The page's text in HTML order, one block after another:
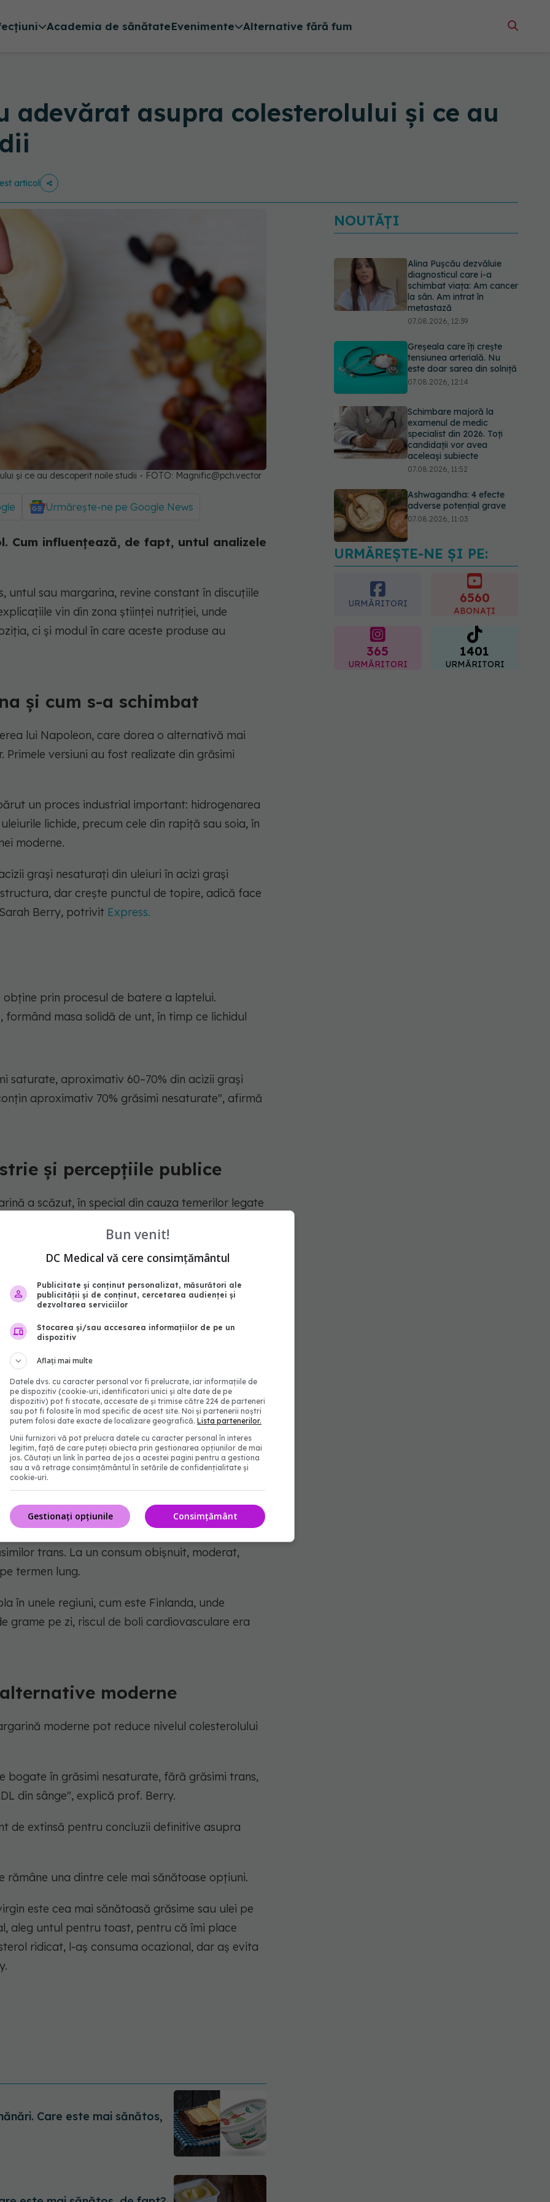
Academia de sănătateEvenimente Alternative fără fum
adevărat asupra colesterolului și ce au
articol
și ce au descoperit noile studii - FOTO: Magnific@pch.vector
Urmărește-ne pe Google News
Cum influențează, de fapt, untul analizele
untul sau margarina, revine constant în discuțiile
vin din zona științei nutriției, unde
ci și modul în care aceste produse au
și cum s-a schimbat
lui Napoleon, care dorea o alternativă mai
versiuni au fost realizate din grăsimi
un proces industrial important: hidrogenarea
lichide, precum cele din rapiță sau soia, în
moderne.
grași nesaturați din uleiuri în acizi grași
dar crește punctul de topire, adică face
Berry, potrivit Express.
prin procesul de batere a laptelui.
formând masa solidă de unt, în timp ce lichidul
saturate, aproximativ 60–70% din acizii grași
aproximativ 70% grăsimi nesaturate", afirmă
și percepțiile publice
a scăzut, în special din cauza temerilor legate
untul a redevenit alegerea principală.
că grăsimile trans sunt extrem de nocive",
a propus reducerea grăsimilor trans produse
au fost eliminate din multe produse chiar
a contribuit probabil la scăderea consumului
Berry.
sănătate
dificilă, deoarece rețetele de margarină s-au
de ani, ele arată clar că margarina era
trans. La un consum obișnuit, moderat,
termen lung.
în unele regiuni, cum este Finlanda, unde
grame pe zi, riscul de boli cardiovasculare era
moderne
moderne pot reduce nivelul colesterolului
bogate în grăsimi nesaturate, fără grăsimi trans,
din sânge", explică prof. Berry.
de extinsă pentru concluzii definitive asupra
rămâne una dintre cele mai sănătoase opțiuni.
este cea mai sănătoasă grăsime sau ulei pe
aleg untul pentru toast, pentru că îmi place
ridicat, l-aș consuma ocazional, dar aș evita
Care este mai sănătos,
NOUTĂȚI
Alina Pușcău dezvăluie
diagnosticul care i-a
schimbat viața: Am cancer
la sân. Am intrat în
metastază
07.08.2026, 12:39
Greșeala care îți crește
tensiunea arterială. Nu
este doar sarea din solniță
07.08.2026, 12:14
Schimbare majoră la
examenul de medic
specialist din 2026. Toți
candidații vor avea
aceleași subiecte
07.08.2026, 11:52
Ashwagandha: 4 efecte
adverse potențial grave
07.08.2026, 11:03
Ți-ai mărit buzele? Cele 4
greșeli care pot strica
rezultatul după injectarea
cu acid hialuronic
07.08.2026, 13:54
URMĂREȘTE-NE ȘI PE:
URMĂRITORI 6560
ABONAȚI
365
URMĂRITORI
1401
URMĂRITORI
Bun venit!
DC Medical vă cere consimțământul
Publicitate și conținut personalizat, măsurători ale
publicității și de conținut, cercetarea audienței și
dezvoltarea serviciilor
Stocarea și/sau accesarea informațiilor de pe un
dispozitiv
Aflați mai multe
Datele dvs. cu caracter personal vor fi prelucrate, iar informațiile de
pe dispozitiv (cookie-uri, identificatori unici și alte date de pe
dispozitiv) pot fi stocate, accesate de și trimise către 224 de parteneri
sau pot fi folosite în mod specific de acest site. Noi și partenerii noștri
putem folosi date exacte de localizare geografică. Lista partenerilor.
Unii furnizori vă pot prelucra datele cu caracter personal în interes
legitim, față de care puteți obiecta prin gestionarea opțiunilor de mai
jos. Căutați un link în partea de jos a acestei pagini pentru a gestiona
sau a vă retrage consimțământul în setările de confidențialitate și
cookie-uri.
Consimțământ
Gestionați opțiunile